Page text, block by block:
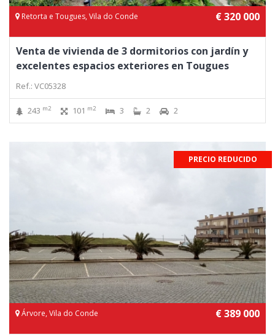
Retorta e Tougues, Vila do Conde € 320 000
Venta de vivienda de 3 dormitorios con jardín y
excelentes espacios exteriores en Tougues
Ref.: VC05328
243 m2 101 m2 3 2 2
PRECIO REDUCIDO
Árvore, Vila do Conde € 389 000